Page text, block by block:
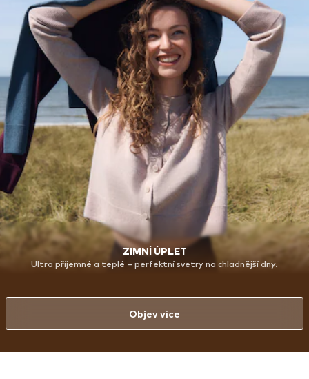
ZIMNÍ ÚPLET
Ultra příjemné a teplé – perfektní svetry na chladnější dny.
Objev více